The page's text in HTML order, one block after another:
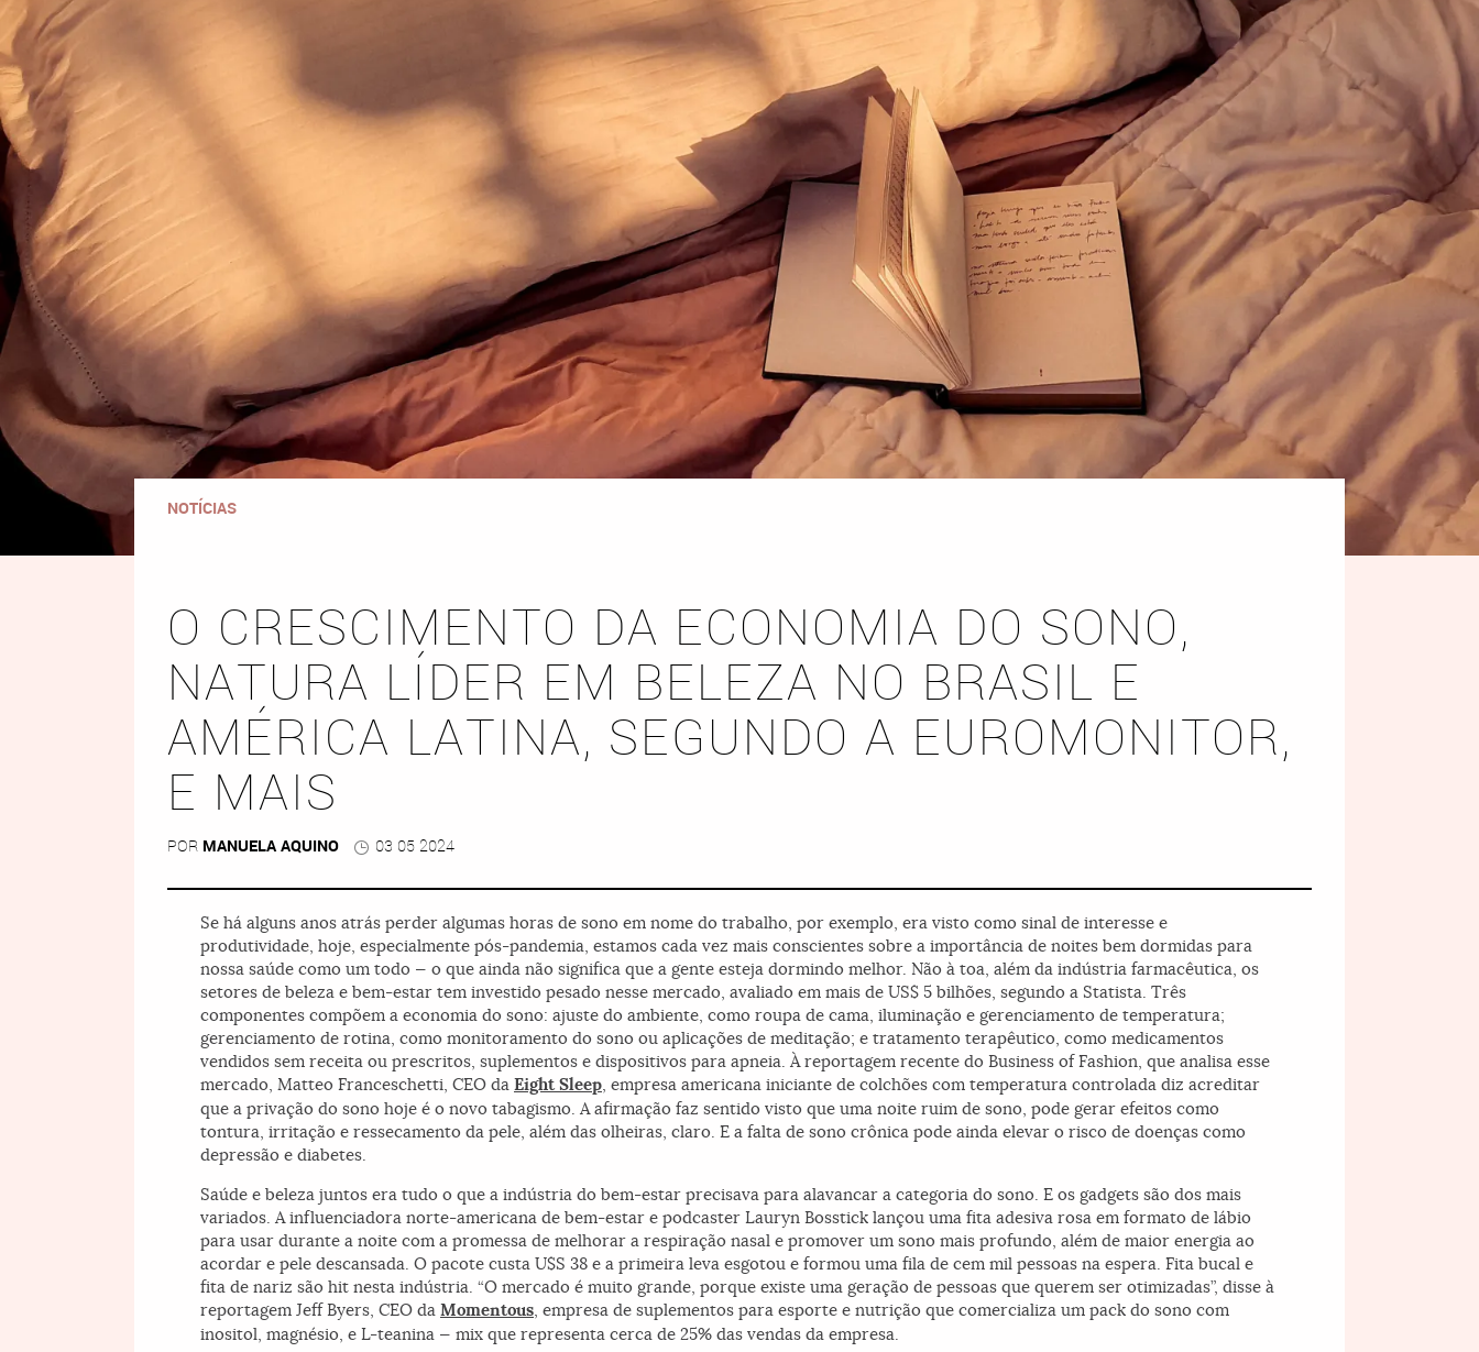
NOTÍCIAS
O CRESCIMENTO DA ECONOMIA DO SONO,
NATURA LÍDER EM BELEZA NO BRASIL E
AMÉRICA LATINA, SEGUNDO A EUROMONITOR,
E MAIS
POR MANUELA AQUINO 03 05 2024
Se há alguns anos atrás perder algumas horas de sono em nome do trabalho, por exemplo, era visto como sinal de interesse e
produtividade, hoje, especialmente pós-pandemia, estamos cada vez mais conscientes sobre a importância de noites bem dormidas para
nossa saúde como um todo — o que ainda não significa que a gente esteja dormindo melhor. Não à toa, além da indústria farmacêutica, os
setores de beleza e bem-estar tem investido pesado nesse mercado, avaliado em mais de US$ 5 bilhões, segundo a Statista. Três
componentes compõem a economia do sono: ajuste do ambiente, como roupa de cama, iluminação e gerenciamento de temperatura;
gerenciamento de rotina, como monitoramento do sono ou aplicações de meditação; e tratamento terapêutico, como medicamentos
vendidos sem receita ou prescritos, suplementos e dispositivos para apneia. À reportagem recente do Business of Fashion, que analisa esse
mercado, Matteo Franceschetti, CEO da Eight Sleep, empresa americana iniciante de colchões com temperatura controlada diz acreditar
que a privação do sono hoje é o novo tabagismo. A afirmação faz sentido visto que uma noite ruim de sono, pode gerar efeitos como
tontura, irritação e ressecamento da pele, além das olheiras, claro. E a falta de sono crônica pode ainda elevar o risco de doenças como
depressão e diabetes.
Saúde e beleza juntos era tudo o que a indústria do bem-estar precisava para alavancar a categoria do sono. E os gadgets são dos mais
variados. A influenciadora norte-americana de bem-estar e podcaster Lauryn Bosstick lançou uma fita adesiva rosa em formato de lábio
para usar durante a noite com a promessa de melhorar a respiração nasal e promover um sono mais profundo, além de maior energia ao
acordar e pele descansada. O pacote custa U$S 38 e a primeira leva esgotou e formou uma fila de cem mil pessoas na espera. Fita bucal e
fita de nariz são hit nesta indústria. “O mercado é muito grande, porque existe uma geração de pessoas que querem ser otimizadas”, disse à
reportagem Jeff Byers, CEO da Momentous, empresa de suplementos para esporte e nutrição que comercializa um pack do sono com
inositol, magnésio, e L-teanina — mix que representa cerca de 25% das vendas da empresa.